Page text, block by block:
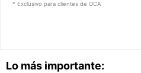
Lo más importante:
* Exclusivo para clientes de OCA